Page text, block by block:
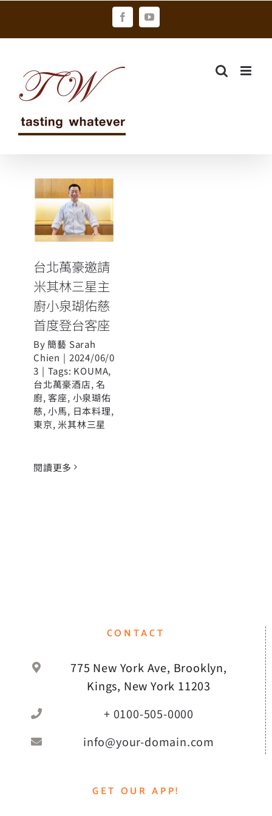
FacebookYouTube
台北萬豪邀請
米其林三星主
廚小泉瑚佑慈
台北萬豪邀請
米其林三星主
廚小泉瑚佑慈
首度登台客座
By簡藝 Sarah
Chien | 2024/06/0
3 | Tags: KOUMA,
台北萬豪酒店,名
廚,客座, 小泉瑚佑
慈,小馬, 日本料理,
東京, 米其林三星
閱讀更多
CONTACT
775 New York Ave, Brooklyn,
Kings, New York 11203
+ 0100-505-0000
info@your-domain.com
GET OUR APP!